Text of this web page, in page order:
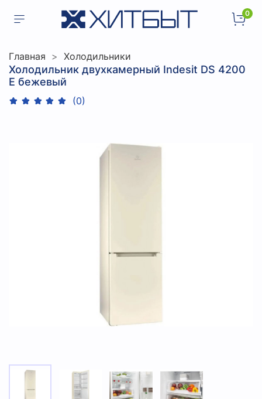
0
Главная Холодильники
Холодильник двухкамерный Indesit DS 4200
E бежевый
(0)